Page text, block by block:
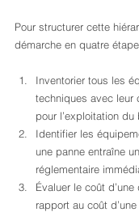
Pour structurer cette
démarche en quatre
Inventorier tous les
techniques avec leur
pour l’exploitation du
Identifier les
une panne entraîne
réglementaire
Évaluer le coût
rapport au coût